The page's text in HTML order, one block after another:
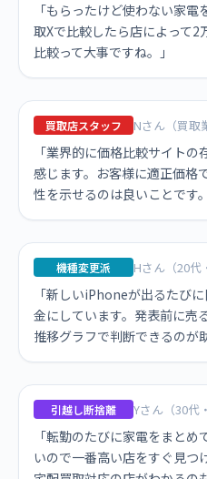
「もらったけど使わない家
取Xで比較したら店によって2
比較って大事ですね。」
買取店スタッフ Nさん（買取
「業界的に価格比較サイト
感じます。お客様に適正価格
性を示せるのは良いことです。
機種変更派 Hさん（20代
「新しいiPhoneが出るたび
金にしています。発表前に売
推移グラフで判断できるのが
引越し断捨離 Yさん（30代
「転勤のたびに家電をまと
いので一番高い店をすぐ見つ